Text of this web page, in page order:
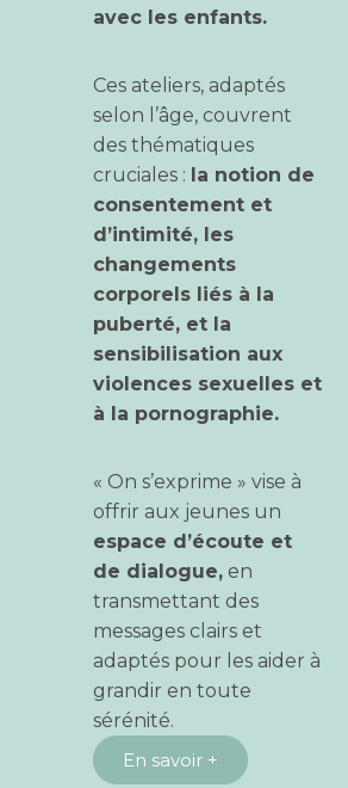
avec les enfants.
Ces ateliers, adaptés
selon l’âge, couvrent
des thématiques
cruciales : la notion de
consentement et
d’intimité, les
changements
corporels liés à la
puberté, et la
sensibilisation aux
violences sexuelles et
à la pornographie.
« On s’exprime » vise à
offrir aux jeunes un
espace d’écoute et
de dialogue, en
transmettant des
messages clairs et
adaptés pour les aider à
grandir en toute
sérénité.
En savoir +